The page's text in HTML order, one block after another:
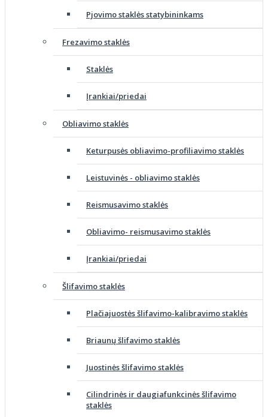
Pjovimo staklės statybininkams
Frezavimo staklės
Staklės
Įrankiai/priedai
Obliavimo staklės
Keturpusės obliavimo-profiliavimo staklės
Leistuvinės - obliavimo staklės
Reismusavimo staklės
Obliavimo- reismusavimo staklės
Įrankiai/priedai
Šlifavimo staklės
Plačiajuostės šlifavimo-kalibravimo staklės
Briaunų šlifavimo staklės
Juostinės šlifavimo staklės
Cilindrinės ir daugiafunkcinės šlifavimo
staklės